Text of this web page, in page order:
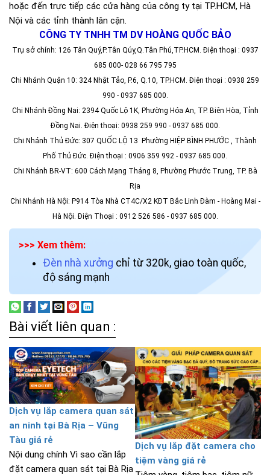
hoặc đến trực tiếp các cửa hàng của công ty tại TP.HCM, Hà
Nội và các tỉnh thành lân cận.
CÔNG TY TNHH TM DV HOÀNG QUỐC BẢO
Trụ sở chính: 126 Tân Quý,P.Tân Qúy,Q.Tân Phú,TP.HCM. Điện thoại : 0937
685 000- 028 66 795 795
Chi Nhánh Quận 10: 324 Nhật Tảo, P.6, Q.10, TP.HCM. Điện thoại : 0938 259
990 - 0937 685 000.
Chi Nhánh Đồng Nai: 2394 Quốc Lộ 1K, Phường Hóa An, TP. Biên Hòa, Tỉnh
Đồng Nai. Điện thoại: 0938 259 990 - 0937 685 000.
Chi Nhánh Thủ Đức: 307 QUỐC LỘ 13 Phường HIỆP BÌNH PHƯỚC , Thành
Phố Thủ Đức. Điện thoại : 0906 359 992 - 0937 685 000.
Chi Nhánh BR-VT: 600 Cách Mạng Tháng 8, Phường Phước Trung, TP. Bà
Rịa
Chi Nhánh Hà Nội: P914 Tòa Nhà CT4C/X2 KĐT Bắc Linh Đàm - Hoàng Mai -
Hà Nội. Điện Thoại : 0912 526 586 - 0937 685 000.
>>> Xem thêm:
Đèn nhà xưởng chỉ từ 320k, giao toàn quốc,
độ sáng mạnh
Bài viết liên quan :
Dịch vụ lắp camera quan sát
an ninh tại Bà Rịa – Vũng
Tàu giá rẻ
Nội dung chính Vì sao cần lắp
đặt camera quan sát tại Bà Rịa
Dịch vụ lắp đặt camera cho
tiệm vàng giá rẻ